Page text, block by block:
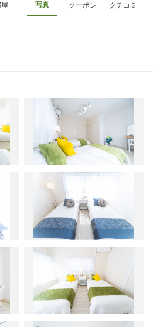
写真 クーポン クチコミ